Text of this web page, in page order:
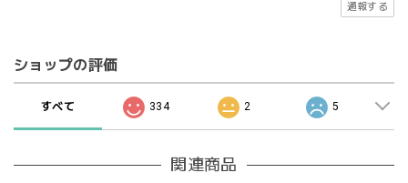
通報する
ショップの評価
すべて 334 2 5
関連商品